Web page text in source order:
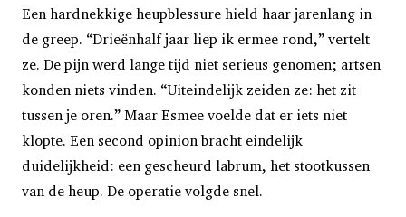
Een hardnekkige heupblessure hield haar jarenlang in
de greep. “Drieënhalf jaar liep ik ermee rond,” vertelt
ze. De pijn werd lange tijd niet serieus genomen; artsen
konden niets vinden. “Uiteindelijk zeiden ze: het zit
tussen je oren.” Maar Esmee voelde dat er iets niet
klopte. Een second opinion bracht eindelijk
duidelijkheid: een gescheurd labrum, het stootkussen
van de heup. De operatie volgde snel.